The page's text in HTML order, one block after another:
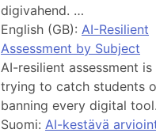
digivahend. …
English (GB): AI-Resilient
Assessment by Subject
AI-resilient assessment
trying to catch students
banning every digital
Suomi: AI-kestävä